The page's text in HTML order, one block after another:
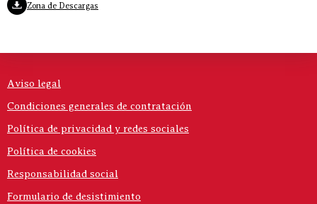
Zona de Descargas
Aviso legal
Condiciones generales de contratación
Política de privacidad y redes sociales
Política de cookies
Responsabilidad social
Formulario de desistimiento